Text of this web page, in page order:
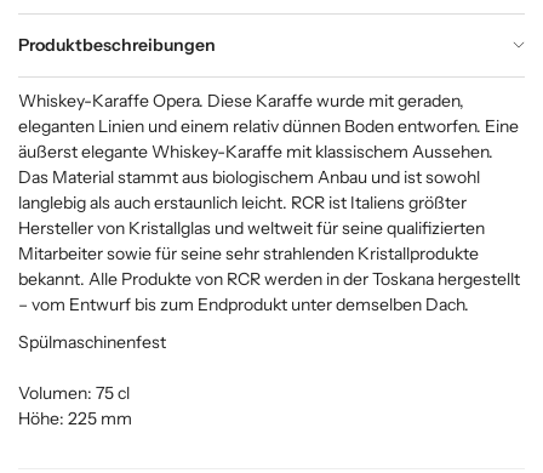
Produktbeschreibungen
Whiskey-Karaffe Opera. Diese Karaffe wurde mit geraden,
eleganten Linien und einem relativ dünnen Boden entworfen. Eine
äußerst elegante Whiskey-Karaffe mit klassischem Aussehen.
Das Material stammt aus biologischem Anbau und ist sowohl
langlebig als auch erstaunlich leicht. RCR ist Italiens größter
Hersteller von Kristallglas und weltweit für seine qualifizierten
Mitarbeiter sowie für seine sehr strahlenden Kristallprodukte
bekannt. Alle Produkte von RCR werden in der Toskana hergestellt
– vom Entwurf bis zum Endprodukt unter demselben Dach.
Spülmaschinenfest
Volumen: 75 cl
Höhe: 225 mm